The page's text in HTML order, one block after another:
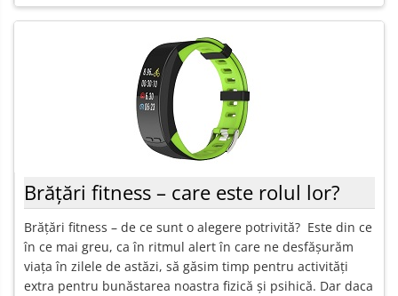
Brățări fitness – care este rolul lor?
Brățări fitness – de ce sunt o alegere potrivită? Este din ce
în ce mai greu, ca în ritmul alert în care ne desfășurăm
viața în zilele de astăzi, să găsim timp pentru activități
extra pentru bunăstarea noastra fizică și psihică. Dar daca